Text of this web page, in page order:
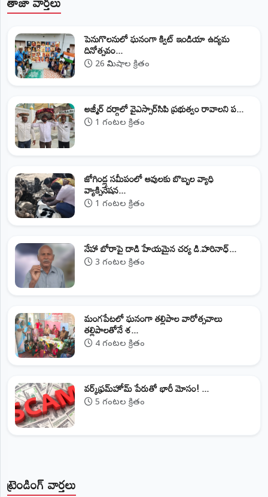
ట్రెండింగ్ వార్తలు
పెనుగొలనులో ఘనంగా క్విట్ ఇండియా ఉద్యమ
దినోత్సవం...
26 నిమిషాల క్రితం
అజ్మీర్ దర్గాలో వైఎస్సార్‌సిపి ప్రభుత్వం రావాలని ప...
1 గంటల క్రితం
జోగిండ్ల సమీపంలో ఆవులకు బొబ్బల వ్యాధి
వ్యాక్సినేషన...
1 గంటల క్రితం
నేహా బోరాపై దాడి హేయమైన చర్య డి.హరినాధ్...
3 గంటల క్రితం
మంగపేటలో ఘనంగా తల్లిపాల వారోత్సవాలు
తల్లిపాలతోనే శ...
4 గంటల క్రితం
వర్క్‌ఫ్రమ్‌హోమ్‌ పేరుతో భారీ మోసం! ...
5 గంటల క్రితం